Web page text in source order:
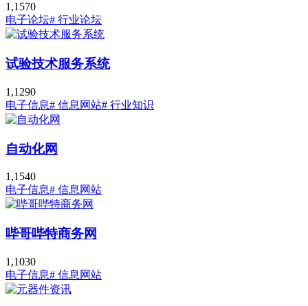
1,1570
电子论坛# 行业论坛
试验技术服务系统
1,1290
电子信息# 信息网站# 行业知识
自动化网
1,1540
电子信息# 信息网站
哔哥哔特商务网
1,1030
电子信息# 信息网站